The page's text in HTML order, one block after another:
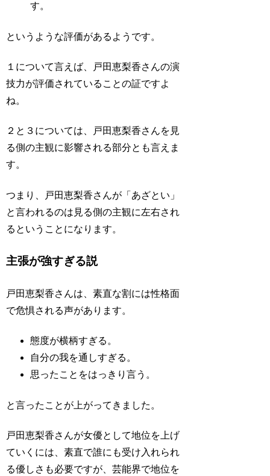
す。
というような評価があるようです。
１について言えば、戸田恵梨香さんの演
技力が評価されていることの証ですよ
ね。
２と３については、戸田恵梨香さんを見
る側の主観に影響される部分とも言えま
す。
つまり、戸田恵梨香さんが「あざとい」
と言われるのは見る側の主観に左右され
るということになります。
主張が強すぎる説
戸田恵梨香さんは、素直な割には性格面
で危惧される声があります。
態度が横柄すぎる。
自分の我を通しすぎる。
思ったことをはっきり言う。
と言ったことが上がってきました。
戸田恵梨香さんが女優として地位を上げ
ていくには、素直で誰にも受け入れられ
る優しさも必要ですが、芸能界で地位を